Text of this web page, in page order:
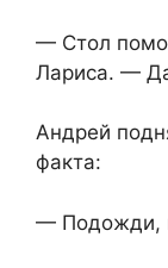
— Стол
Лариса. —
Андрей
факта:
— Подожди,